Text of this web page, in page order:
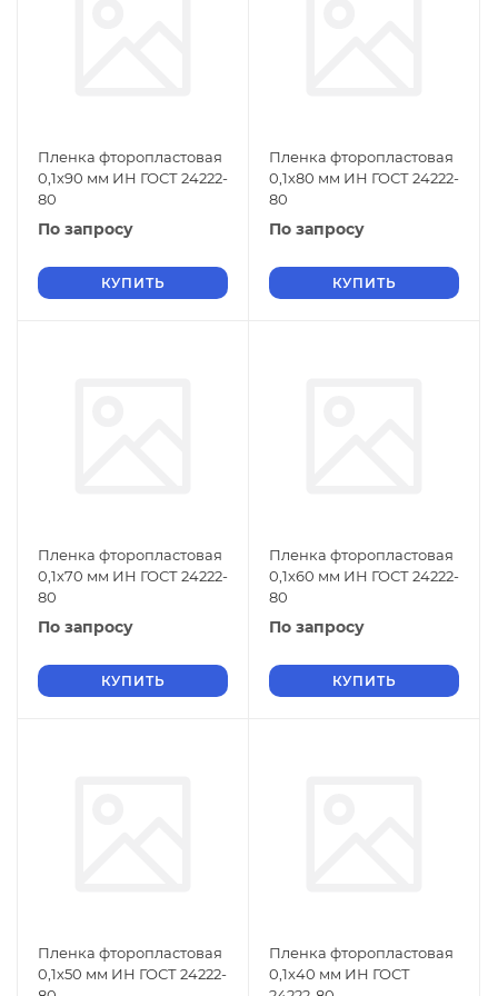
Пленка фторопластовая
0,1х90 мм ИН ГОСТ 24222-
80
По запросу
КУПИТЬ
Пленка фторопластовая
0,1х80 мм ИН ГОСТ 24222-
80
По запросу
КУПИТЬ
Пленка фторопластовая
0,1х70 мм ИН ГОСТ 24222-
80
По запросу
КУПИТЬ
Пленка фторопластовая
0,1х60 мм ИН ГОСТ 24222-
80
По запросу
КУПИТЬ
Пленка фторопластовая
0,1х50 мм ИН ГОСТ 24222-
Пленка фторопластовая
0,1х40 мм ИН ГОСТ